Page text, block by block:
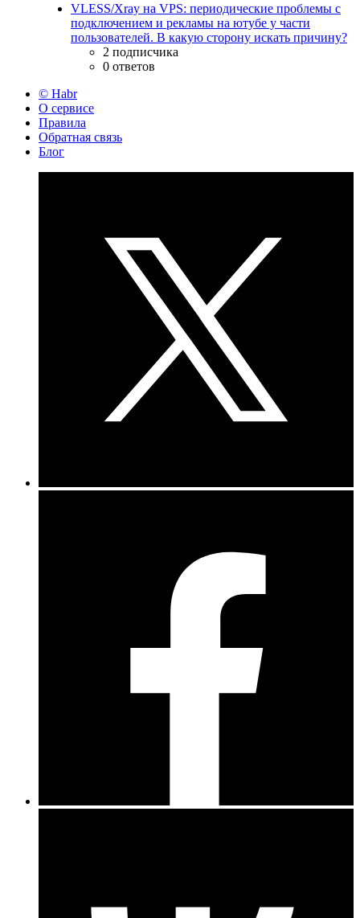
VLESS/Xray на VPS: периодические проблемы с
подключением и рекламы на ютубе у части
пользователей. В какую сторону искать причину?
2 подписчика
0 ответов
© Habr
О сервисе
Правила
Обратная связь
Блог